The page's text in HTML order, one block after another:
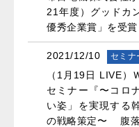
21年度）グッドカ
優秀企業賞」を受賞
2021/12/10 セミナ
（1月19日 LIVE）
セミナー『〜コロ
い姿」を実現する
の戦略策定〜 腹落